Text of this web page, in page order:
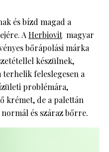
és bízd magad a
A Herbiovitmagyar
bőrápolási márka
készülnek,
terhelik feleslegesen a
problémára,
krémet, de a palettán
és száraz bőrre.